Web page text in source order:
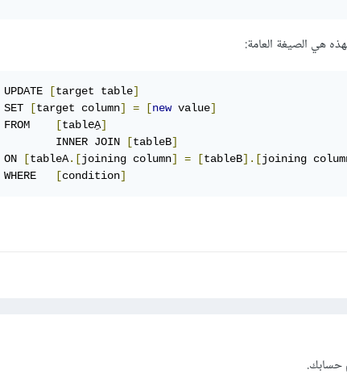
هي الصيغة العامة:
UPDATE [target table]
SET
[target column] = [new value]
FROM
[tableA]
        INNER JOIN
[tableB]
ON
[tableA.[joining column] = [tableB].[joining
WHERE
[condition]
حسابك.